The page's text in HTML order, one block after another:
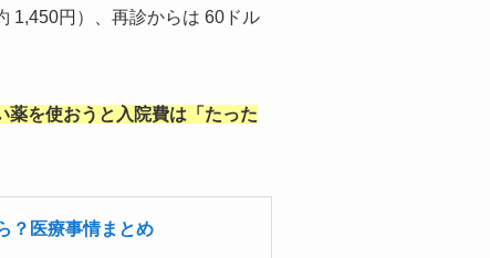
1,450円）、再診からは 60ドル
薬を使おうと入院費は「たった
？医療事情まとめ